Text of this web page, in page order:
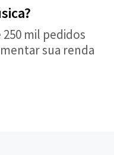
250 mil pedidos
sua renda